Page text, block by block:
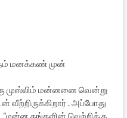
நம் மனக்கண் முன்
முஸ்லிம் மன்னனை வென்று
வீற்றிருக்கிறார் . அப்போது
தங்களின் வெற்றிக்கு